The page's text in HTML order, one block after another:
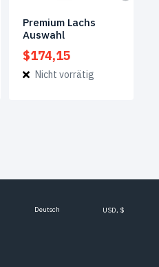
Premium Lachs
Auswahl
$174,15
Nicht vorrätig
Deutsch USD, $